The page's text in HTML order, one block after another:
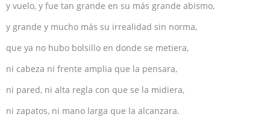
y vuelo, y fue tan grande en su más grande abismo,
y grande y mucho más su irrealidad sin norma,
que ya no hubo bolsillo en donde se metiera,
ni cabeza ni frente amplia que la pensara,
ni pared, ni alta regla con que se la midiera,
ni zapatos, ni mano larga que la alcanzara.